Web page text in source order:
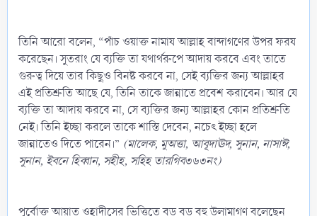
তিনি আরো বলেন, “পাঁচ ওয়াক্ত নামায আল্লাহ বান্দাগণের উপর ফরয
করেছেন। সুতরাং যে ব্যক্তি তা যথার্থরুপে আদায় করবে এবং তাতে
গুরুত্ব দিয়ে তার কিছুও বিনষ্ট করবে না, সেই ব্যক্তির জন্য আল্লাহর
এই প্রতিশ্রুতি আছে যে, তিনি তাকে জান্নাতে প্রবেশ করাবেন। আর যে
ব্যক্তি তা আদায় করবে না, সে ব্যক্তির জন্য আল্লাহর কোন প্রতিশ্রুতি
নেই। তিনি ইচ্ছা করলে তাকে শাস্তি দেবেন, নচেৎ ইচ্ছা হলে
জান্নাতেও দিতে পারেন।” (মালেক, মুঅত্তা, আবূদাঊদ, সুনান, নাসাঈ,
সুনান, ইবনে হিব্বান, সহীহ, সহিহ তারগিব৩৬৩নং)
পূর্বোক্ত আয়াত ওহাদীসের ভিত্তিতে বড় বড় বহু উলামাগণ বলেছেন